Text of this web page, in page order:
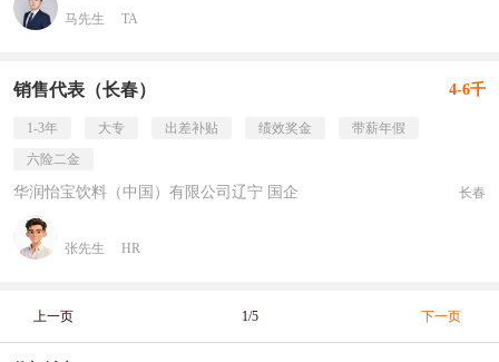
马先生 TA
销售代表（长春） 4-6千
1-3年 大专 出差补贴 绩效奖金
带薪年假
六险二金
华润怡宝饮料（中国）有限公司辽宁 国企 长春
张先生 HR
上一页 1/5 下一页